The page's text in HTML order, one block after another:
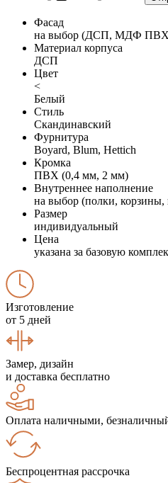
Фасад
на выбор (ДСП, МДФ ПВХ
Материал корпуса
ДСП
Цвет
<
Белый
Стиль
Скандинавский
Фурнитура
Boyard, Blum, Hettich
Кромка
ПВХ (0,4 мм, 2 мм)
Внутреннее наполнение
на выбор (полки, корзины,
Размер
индивидуальный
Цена
указана за базовую
Изготовление
от 5 дней
Замер, дизайн
и доставка бесплатно
Оплата наличными,
Беспроцентная рассрочка